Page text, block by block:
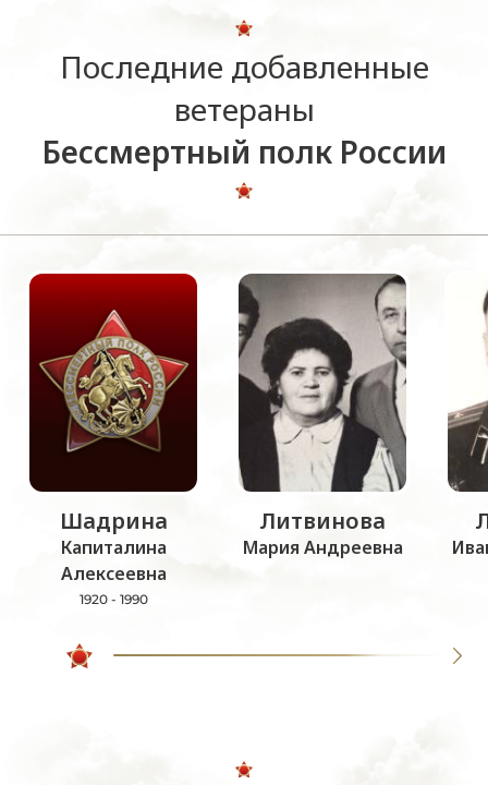
Последние добавленные
ветераны
Бессмертный полк России
Шадрина
Капиталина
Алексеевна
1920 - 1990
Литвинова
Мария Андреевна